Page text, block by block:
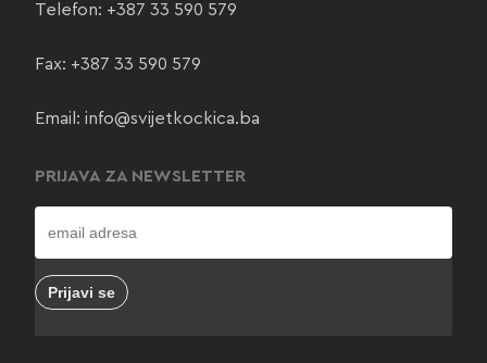
Telefon: +387 33 590 579
Fax: +387 33 590 579
Email: info@svijetkockica.ba
PRIJAVA ZA NEWSLETTER